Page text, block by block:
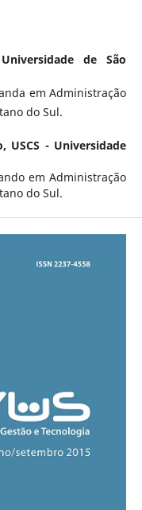
de São
em Administração
do Sul.
USCS - Universidade
em Administração
do Sul.